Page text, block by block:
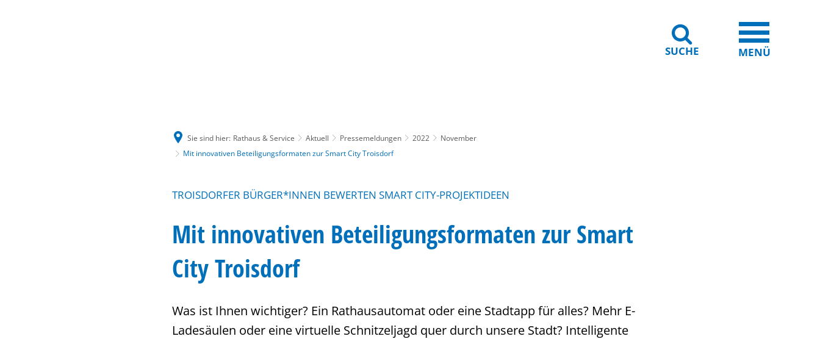
SUCHE MENÜ
Sie sind hier: Rathaus & Service Aktuell Pressemeldungen 2022
November
Mit innovativen Beteiligungsformaten zur Smart City Troisdorf
TROISDORFER BÜRGER*INNEN BEWERTEN SMART CITY-PROJEKTIDEEN
Mit innovativen Beteiligungsformaten zur Smart
City Troisdorf
Was ist Ihnen wichtiger? Ein Rathausautomat oder eine Stadtapp für alles? Mehr E-
Ladesäulen oder eine virtuelle Schnitzeljagd quer durch unsere Stadt? Intelligente